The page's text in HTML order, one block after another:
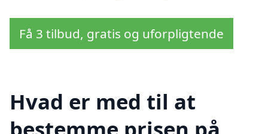
Få 3 tilbud, gratis og uforpligtende
Hvad er med til at